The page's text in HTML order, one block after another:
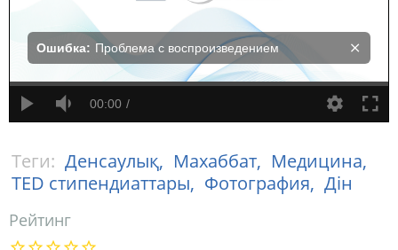
Ошибка: Проблема с воспроизведением
00:00
Теги: Денсаулық, Махаббат, Медицина,
ТЕD стипендиаттары, Фотография, Дін
Рейтинг